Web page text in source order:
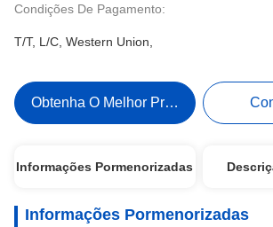
Condições De Pagamento:
T/T, L/C, Western Union,
Obtenha O Melhor Preço
Informações Pormenorizadas
Informações Pormenorizadas